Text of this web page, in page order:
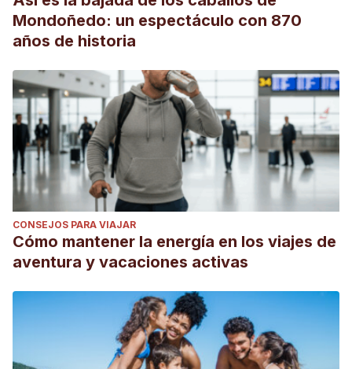
Mondoñedo: un espectáculo con 870
años de historia
CONSEJOS PARA VIAJAR
Cómo mantener la energía en los viajes de
aventura y vacaciones activas